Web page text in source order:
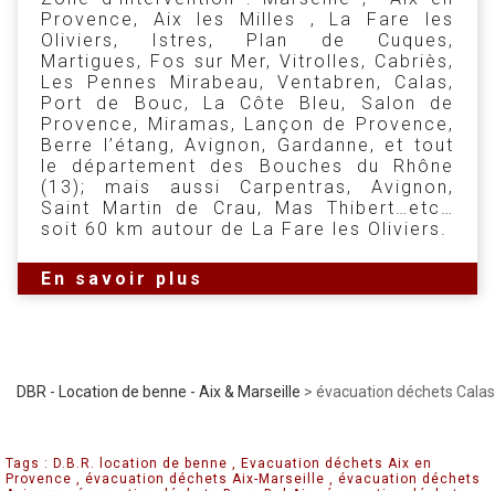
Provence, Aix les Milles , La Fare les
Oliviers, Istres, Plan de Cuques,
Martigues, Fos sur Mer, Vitrolles, Cabriès,
Les Pennes Mirabeau, Ventabren, Calas,
Port de Bouc, La Côte Bleu, Salon de
Provence, Miramas, Lançon de Provence,
Berre l’étang, Avignon, Gardanne, et tout
le département des Bouches du Rhône
(13); mais aussi Carpentras, Avignon,
Saint Martin de Crau, Mas Thibert…etc…
soit 60 km autour de La Fare les Oliviers.
En savoir plus
DBR - Location de benne - Aix & Marseille > évacuation déchets Calas
Tags : D.B.R. location de benne , Evacuation déchets Aix en
Provence , évacuation déchets Aix-Marseille , évacuation déchets